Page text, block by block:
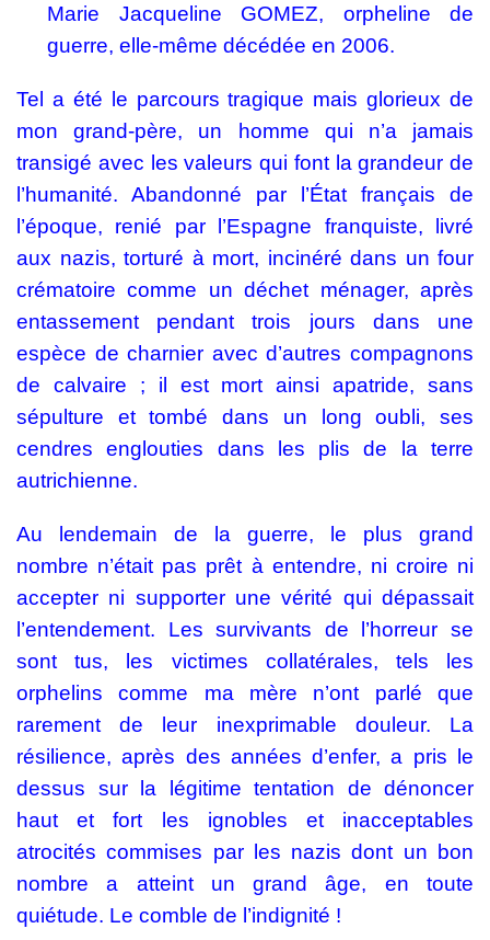
Marie Jacqueline GOMEZ, orpheline de
guerre, elle-même décédée en 2006.
Tel a été le parcours tragique mais glorieux de
mon grand-père, un homme qui n’a jamais
transigé avec les valeurs qui font la grandeur de
l’humanité. Abandonné par l’État français de
l’époque, renié par l’Espagne franquiste, livré
aux nazis, torturé à mort, incinéré dans un four
crématoire comme un déchet ménager, après
entassement pendant trois jours dans une
espèce de charnier avec d’autres compagnons
de calvaire ; il est mort ainsi apatride, sans
sépulture et tombé dans un long oubli, ses
cendres englouties dans les plis de la terre
autrichienne.
Au lendemain de la guerre, le plus grand
nombre n’était pas prêt à entendre, ni croire ni
accepter ni supporter une vérité qui dépassait
l’entendement. Les survivants de l’horreur se
sont tus, les victimes collatérales, tels les
orphelins comme ma mère n’ont parlé que
rarement de leur inexprimable douleur. La
résilience, après des années d’enfer, a pris le
dessus sur la légitime tentation de dénoncer
haut et fort les ignobles et inacceptables
atrocités commises par les nazis dont un bon
nombre a atteint un grand âge, en toute
quiétude. Le comble de l’indignité !